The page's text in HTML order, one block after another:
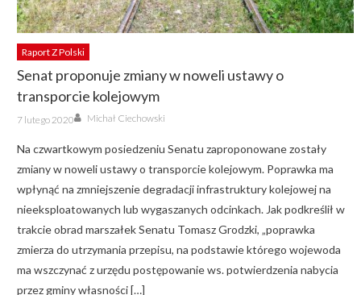
Raport Z Polski
Senat proponuje zmiany w noweli ustawy o
transporcie kolejowym
Posted
on
7 lutego 2020 Author
Michał Ciechowski
Na czwartkowym posiedzeniu Senatu zaproponowane zostały
zmiany w noweli ustawy o transporcie kolejowym. Poprawka ma
wpłynąć na zmniejszenie degradacji infrastruktury kolejowej na
nieeksploatowanych lub wygaszanych odcinkach. Jak podkreślił w
trakcie obrad marszałek Senatu Tomasz Grodzki, „poprawka
zmierza do utrzymania przepisu, na podstawie którego wojewoda
ma wszczynać z urzędu postępowanie ws. potwierdzenia nabycia
przez gminy własności […]